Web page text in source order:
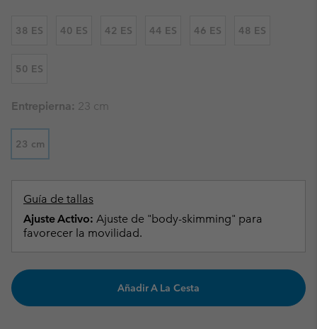
38 ES 40 ES 42 ES 44 ES 46 ES 48 ES
50 ES
Entrepierna: 23 cm
23 cm
Guía de tallas
Ajuste Activo: Ajuste de "body-skimming" para
favorecer la movilidad.
Añadir A La Cesta